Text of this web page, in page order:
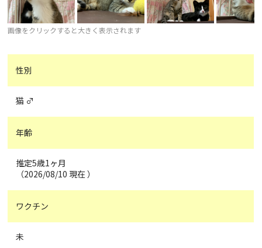
画像をクリックすると大きく表示されます
性別
猫 ♂
年齢
推定5歳1ヶ月
（2026/08/10 現在 ）
ワクチン
未